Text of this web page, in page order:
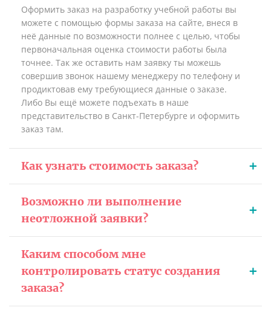
Оформить заказ на разработку учебной работы вы
можете с помощью формы заказа на сайте, внеся в
неё данные по возможности полнее с целью, чтобы
первоначальная оценка стоимости работы была
точнее. Так же оставить нам заявку ты можешь
совершив звонок нашему менеджеру по телефону и
продиктовав ему требующиеся данные о заказе.
Либо Вы ещё можете подъехать в наше
представительство в Санкт-Петербурге и оформить
заказ там.
Как узнать стоимость заказа?
Возможно ли выполнение
неотложной заявки?
Каким способом мне
контролировать статус создания
заказа?